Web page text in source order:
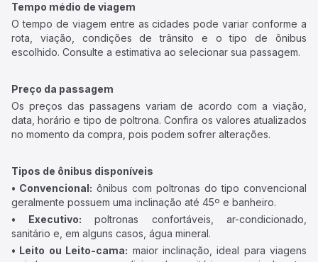
Tempo médio de viagem
O tempo de viagem entre as cidades pode variar conforme a
rota, viação, condições de trânsito e o tipo de ônibus
escolhido. Consulte a estimativa ao selecionar sua passagem.
Preço da passagem
Os preços das passagens variam de acordo com a viação,
data, horário e tipo de poltrona. Confira os valores atualizados
no momento da compra, pois podem sofrer alterações.
Tipos de ônibus disponíveis
• Convencional: ônibus com poltronas do tipo convencional
geralmente possuem uma inclinação até 45º e banheiro.
• Executivo: poltronas confortáveis, ar-condicionado,
sanitário e, em alguns casos, água mineral.
• Leito ou Leito-cama: maior inclinação, ideal para viagens